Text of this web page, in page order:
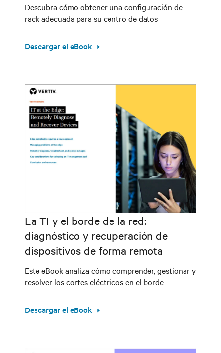
Descubra cómo obtener una configuración de
rack adecuada para su centro de datos
Descargar el eBook
La TI y el borde de la red:
diagnóstico y recuperación de
dispositivos de forma remota
Este eBook analiza cómo comprender, gestionar y
resolver los cortes eléctricos en el borde
Descargar el eBook